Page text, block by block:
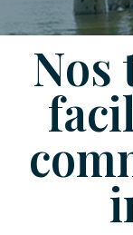
Nos